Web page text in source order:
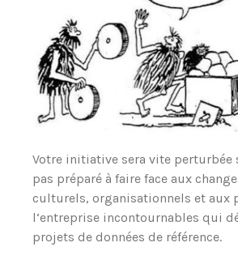
Votre initiative sera vite perturbée
pas préparé à faire face aux
culturels, organisationnels et aux
l‘entreprise incontournables qui
projets de données de référence.